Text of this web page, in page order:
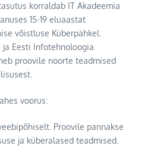
korraldab IT Akadeemia
15-19 eluaastat
võistluse Küberpähkel.
Eesti Infotehnoloogia
proovile noorte teadmised
voorus:
Proovile pannakse
ja küberalased teadmised.